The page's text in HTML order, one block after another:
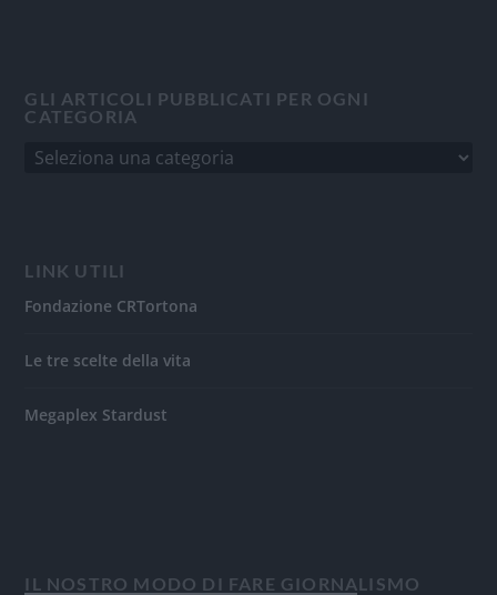
GLI ARTICOLI PUBBLICATI PER OGNI
CATEGORIA
LINK UTILI
Fondazione CRTortona
Le tre scelte della vita
Megaplex Stardust
IL NOSTRO MODO DI FARE GIORNALISMO